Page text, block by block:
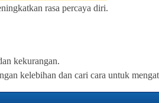
rasa percaya diri.
kekurangan.
kelebihan dan cari cara untuk